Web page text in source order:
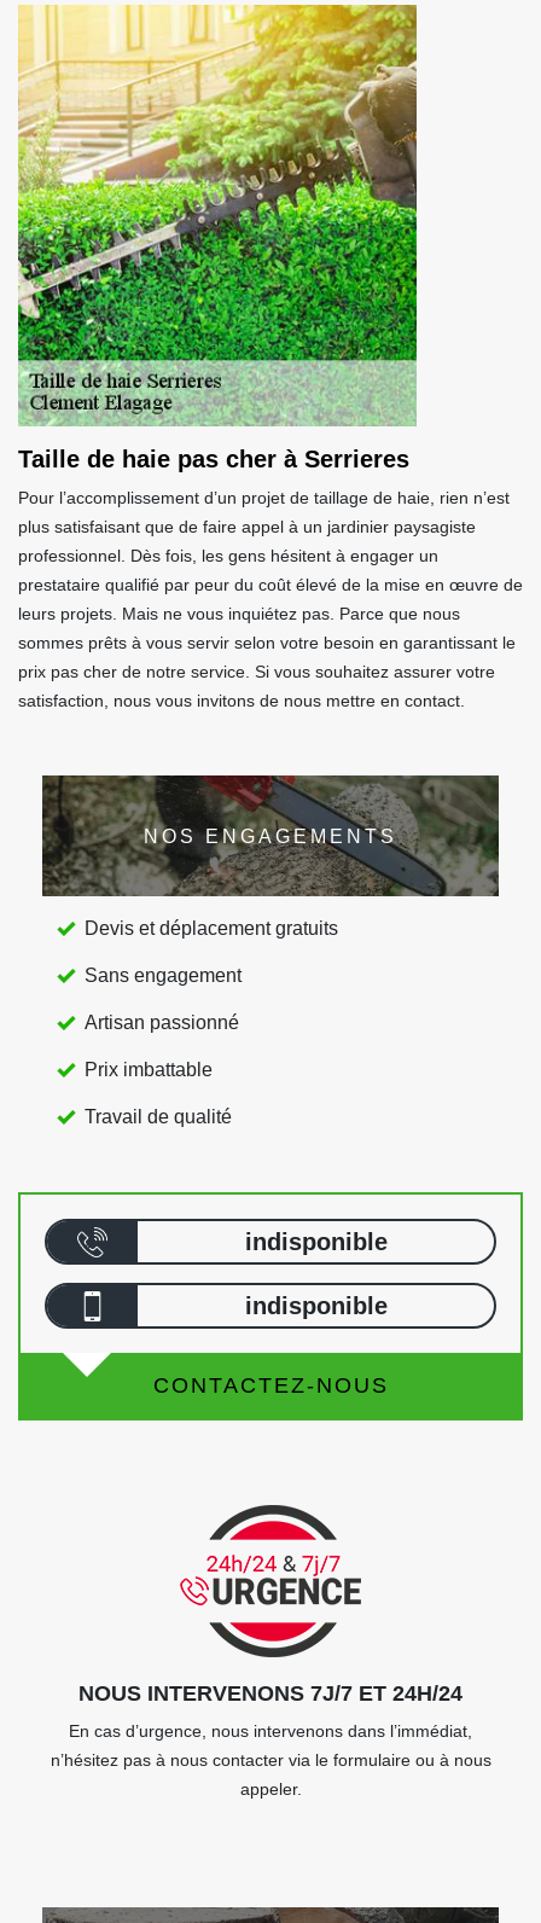
Taille de haie pas cher à Serrieres
Pour l’accomplissement d’un projet de taillage de haie, rien n’est
plus satisfaisant que de faire appel à un jardinier paysagiste
professionnel. Dès fois, les gens hésitent à engager un
prestataire qualifié par peur du coût élevé de la mise en œuvre de
leurs projets. Mais ne vous inquiétez pas. Parce que nous
sommes prêts à vous servir selon votre besoin en garantissant le
prix pas cher de notre service. Si vous souhaitez assurer votre
satisfaction, nous vous invitons de nous mettre en contact.
NOS ENGAGEMENTS
Devis et déplacement gratuits
Sans engagement
Artisan passionné
Prix imbattable
Travail de qualité
indisponible
indisponible
CONTACTEZ-NOUS
NOUS INTERVENONS 7J/7 ET 24H/24
En cas d’urgence, nous intervenons dans l’immédiat,
n’hésitez pas à nous contacter via le formulaire ou à nous
appeler.